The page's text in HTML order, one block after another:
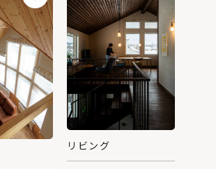
リビング